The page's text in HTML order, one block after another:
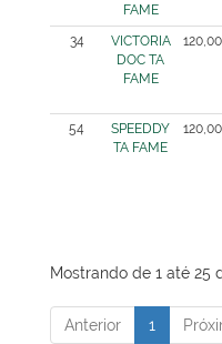
FAME
34
VICTORIA
DOC TA
FAME
54
SPEEDDY
TA FAME
Mostrando de 1 até 25
Anterior 1